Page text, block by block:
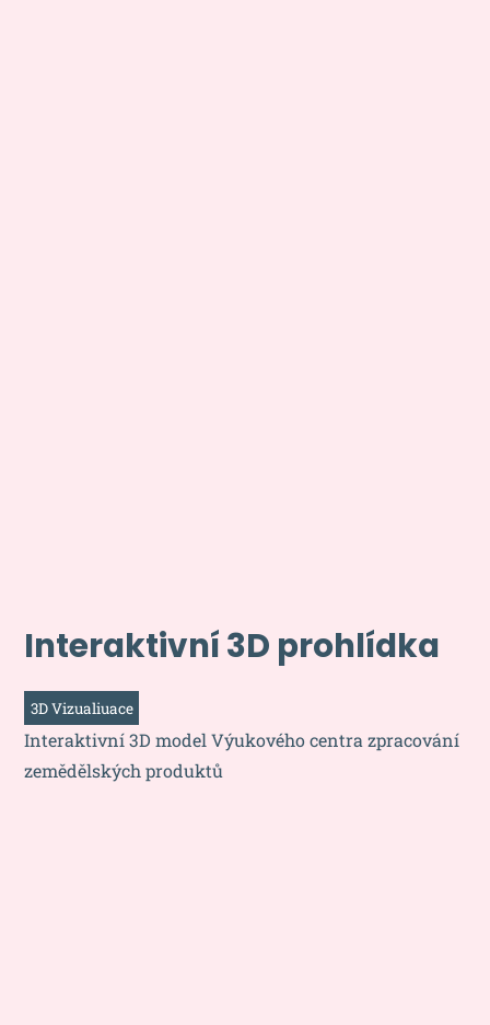
Interaktivní 3D prohlídka
3D Vizualiuace
Interaktivní 3D model Výukového centra zpracování
zemědělských produktů